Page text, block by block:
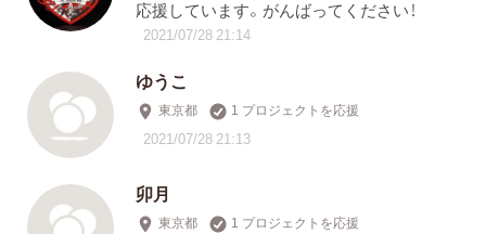
応援しています。がんばってください！
2021/07/28 21:14
ゆうこ
東京都 1 プロジェクトを応援
2021/07/28 21:13
卯月
東京都 1 プロジェクトを応援